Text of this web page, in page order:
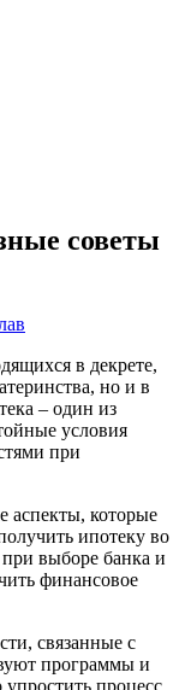
советы
в декрете,
но и в
– один из
условия
при
аспекты, которые
ипотеку во
выборе банка и
финансовое
связанные с
программы и
процесс